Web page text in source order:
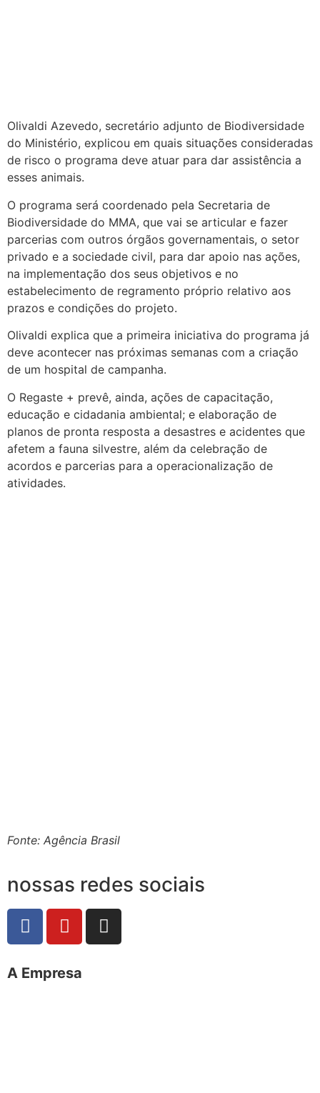
Olivaldi Azevedo, secretário adjunto de Biodiversidade
do Ministério, explicou em quais situações consideradas
de risco o programa deve atuar para dar assistência a
esses animais.
O programa será coordenado pela Secretaria de
Biodiversidade do MMA, que vai se articular e fazer
parcerias com outros órgãos governamentais, o setor
privado e a sociedade civil, para dar apoio nas ações,
na implementação dos seus objetivos e no
estabelecimento de regramento próprio relativo aos
prazos e condições do projeto.
Olivaldi explica que a primeira iniciativa do programa já
deve acontecer nas próximas semanas com a criação
de um hospital de campanha.
O Regaste + prevê, ainda, ações de capacitação,
educação e cidadania ambiental; e elaboração de
planos de pronta resposta a desastres e acidentes que
afetem a fauna silvestre, além da celebração de
acordos e parcerias para a operacionalização de
atividades.
Fonte: Agência Brasil
nossas redes sociais
A Empresa